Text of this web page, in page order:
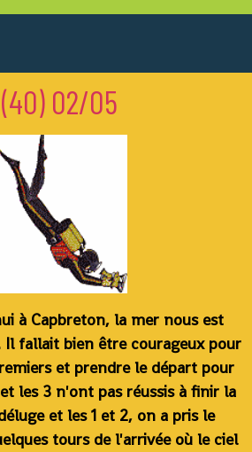
(40) 02/05
à Capbreton, la mer nous est
fallait bien être courageux pour
et prendre le départ pour
les 3 n'ont pas réussis à finir la
et les 1 et 2, on a pris le
tours de l'arrivée où le ciel